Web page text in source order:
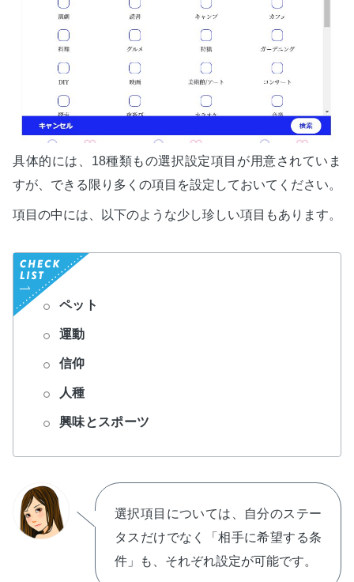
具体的には、18種類もの選択設定項目が用意されていま
すが、できる限り多くの項目を設定しておいてください。
項目の中には、以下のような少し珍しい項目もあります。
ペット
運動
信仰
人種
興味とスポーツ
選択項目については、自分のステー
タスだけでなく「相手に希望する条
件」も、それぞれ設定が可能です。